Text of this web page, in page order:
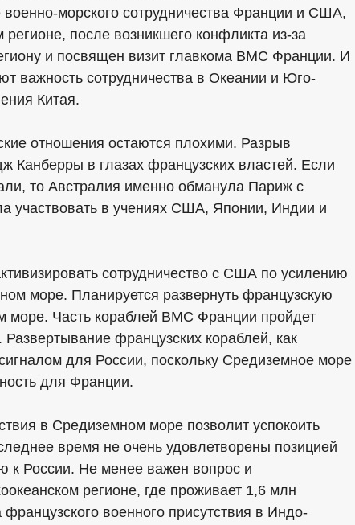
военно-морского сотрудничества Франции и США,
после возникшего конфликта из-за
и посвящен визит главкома ВМС Франции. И
важность сотрудничества в Океании и Юго-
Китая.
отношения остаются плохими. Разрыв
Канберры в глазах французских властей. Если
то Австралия именно обманула Париж с
участвовать в учениях США, Японии, Индии и
сотрудничество с США по усилению
море. Планируется развернуть французскую
море. Часть кораблей ВМС Франции пройдет
французских кораблей, как
для России, поскольку Средиземное море
для Франции.
в Средиземном море позволит успокоить
время не очень удовлетворены позицией
к России. Не менее важен вопрос и
регионе, где проживает 1,6 млн
военного присутствия в Индо-